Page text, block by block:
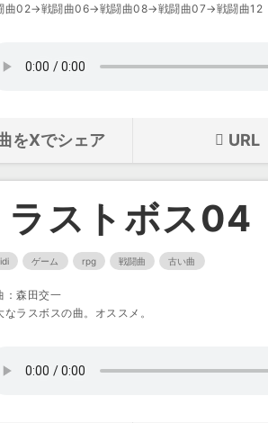
曲02→戦闘曲06→戦闘曲08→戦闘曲07→戦闘曲12
をXでシェア URL
ラストボス04
ゲーム rpg 戦闘曲 古い曲
：森田交一
なラスボスの曲。オススメ。